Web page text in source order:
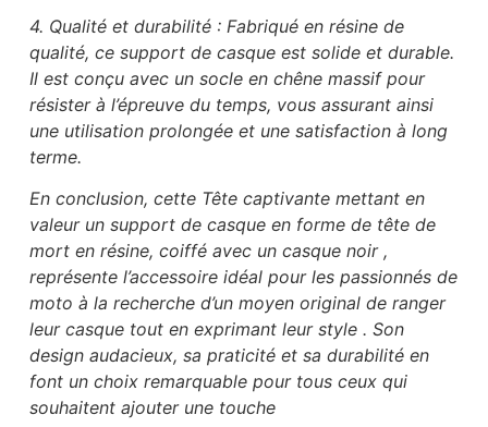
4. Qualité et durabilité : Fabriqué en résine de
qualité, ce support de casque est solide et durable.
Il est conçu avec un socle en chêne massif pour
résister à l’épreuve du temps, vous assurant ainsi
une utilisation prolongée et une satisfaction à long
terme.
En conclusion, cette Tête captivante mettant en
valeur un support de casque en forme de tête de
mort en résine, coiffé avec un casque noir ,
représente l’accessoire idéal pour les passionnés de
moto à la recherche d’un moyen original de ranger
leur casque tout en exprimant leur style . Son
design audacieux, sa praticité et sa durabilité en
font un choix remarquable pour tous ceux qui
souhaitent ajouter une touche